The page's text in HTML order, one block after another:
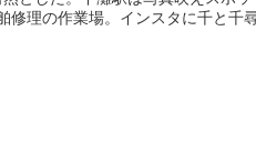
修理の作業場。インスタに千と